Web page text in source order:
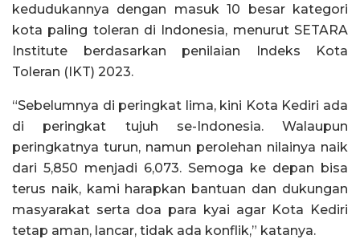
kedudukannya dengan masuk 10 besar kategori
kota paling toleran di Indonesia, menurut SETARA
Institute berdasarkan penilaian Indeks Kota
Toleran (IKT) 2023.
“Sebelumnya di peringkat lima, kini Kota Kediri ada
di peringkat tujuh se-Indonesia. Walaupun
peringkatnya turun, namun perolehan nilainya naik
dari 5,850 menjadi 6,073. Semoga ke depan bisa
terus naik, kami harapkan bantuan dan dukungan
masyarakat serta doa para kyai agar Kota Kediri
tetap aman, lancar, tidak ada konflik,” katanya.